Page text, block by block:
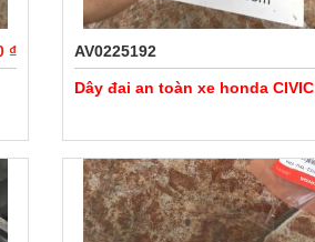
₫ AV0225192
Dây đai an toàn xe honda CIVIC